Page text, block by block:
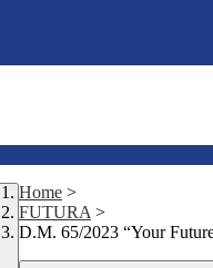
Home >
FUTURA >
D.M. 65/2023 “Your